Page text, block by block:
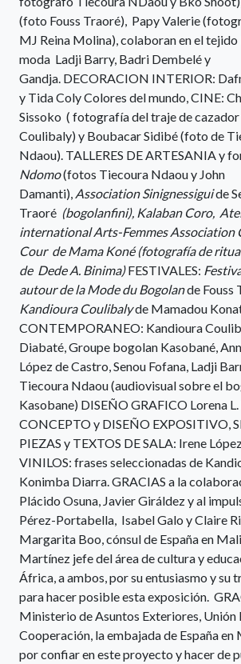
(foto Fouss Traoré), Papy Valerie
MJ Reina Molina), colaboran en el
moda Ladji Barry, Badri Dembelé y
Gandja. DECORACION INTERIOR:
y Tida Coly Colores del mundo, CINE:
Sissoko ( fotografía del traje de
Coulibaly) y Boubacar Sidibé (foto de
Ndaou). TALLERES DE ARTESANIA y
Ndomo(fotos Tiecoura Ndaou y John
Damanti), Association Sinignessiguide
Traoré (bogolanfini), Kalaban Coro,
international Arts-Femmes Association
Cour de Mama Koné (fotografía de
de Dede A. Binima)FESTIVALES:
autour de la Mode du Bogolande Fouss
Kandioura Coulibalyde Mamadou
CONTEMPORANEO: Kandioura
Diabaté, Groupe bogolan Kasobané,
López de Castro, Senou Fofana, Ladji
Tiecoura Ndaou (audiovisual sobre el
Kasobane) DISEÑO GRAFICO Lorena L.
CONCEPTO y DISEÑO EXPOSITIVO,
PIEZAS y TEXTOS DE SALA: Irene
VINILOS: frases seleccionadas de
Konimba Diarra. GRACIAS a la
Plácido Osuna, Javier Giráldez y al
Pérez-Portabella, Isabel Galo y Claire
Margarita Boo, cónsul de España en
Martínez jefe del área de cultura y
África, a ambos, por su entusiasmo y su
para hacer posible esta exposición.
Ministerio de Asuntos Exteriores, Unión
Cooperación, la embajada de España
por confiar en este proyecto y hacer de